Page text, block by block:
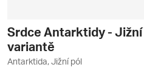
Srdce Antarktidy -
variantě
Antarktida, Jižní pól